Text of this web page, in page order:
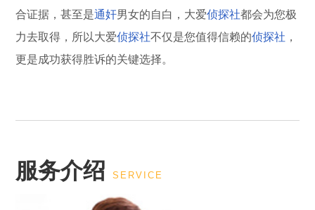
合证据，甚至是通奸男女的自白，大爱侦探社都会为您极
力去取得，所以大爱侦探社不仅是您值得信赖的侦探社 ，
更是成功获得胜诉的关键选择。
服务介绍 SERVICE